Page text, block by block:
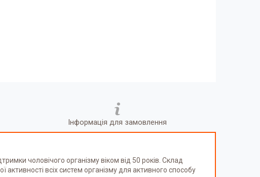
Інформація для замовлення
чоловічого організму віком від 50 років. Склад
всіх систем організму для активного способу